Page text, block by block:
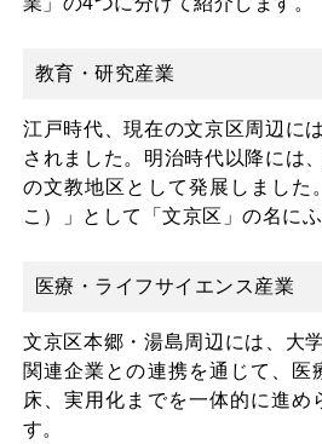
教育・研究産業
江戸時代、現在の文京区周辺に
されました。明治時代以降には
の文教地区として発展しまし
こ）」として「文京区」の名に
医療・ライフサイエンス産業
文京区本郷・湯島周辺には、大
関連企業との連携を通じて、
床、実用化までを一体的に進
す。